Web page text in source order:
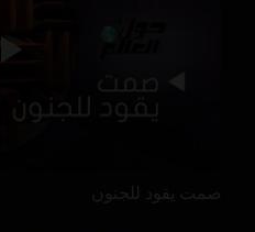
صمت يقود للجنون